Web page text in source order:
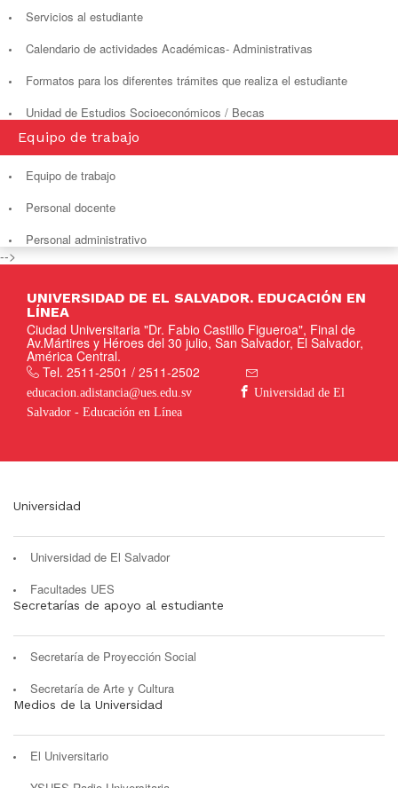
Servicios al estudiante
Calendario de actividades Académicas- Administrativas
Formatos para los diferentes trámites que realiza el estudiante
Unidad de Estudios Socioeconómicos / Becas
Equipo de trabajo
Equipo de trabajo
Personal docente
Personal administrativo
-->
UNIVERSIDAD DE EL SALVADOR. EDUCACIÓN EN
LÍNEA
Ciudad Universitaria "Dr. Fabio Castillo Figueroa", Final de
Av.Mártires y Héroes del 30 julio, San Salvador, El Salvador,
América Central.
Tel. 2511-2501 / 2511-2502
educacion.adistancia@ues.edu.sv
Universidad de El
Salvador - Educación en Línea
Universidad
Universidad de El Salvador
Facultades UES
Secretarías de apoyo al estudiante
Secretaría de Proyección Social
Secretaría de Arte y Cultura
Medios de la Universidad
El Universitario